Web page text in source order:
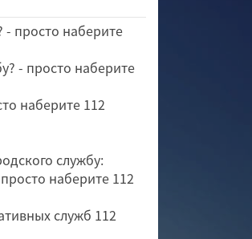
- просто наберите
- просто наберите
наберите 112
службу:
наберите 112
служб 112